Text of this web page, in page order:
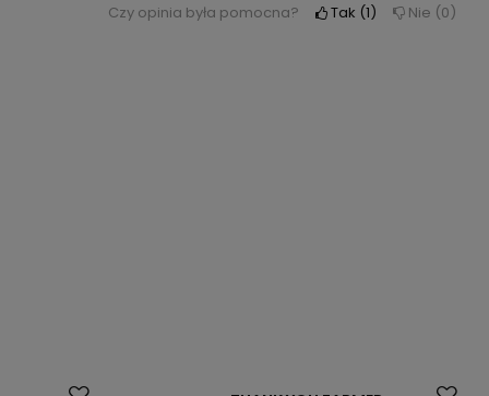
Czy opinia była pomocna? Tak 1 Nie 0